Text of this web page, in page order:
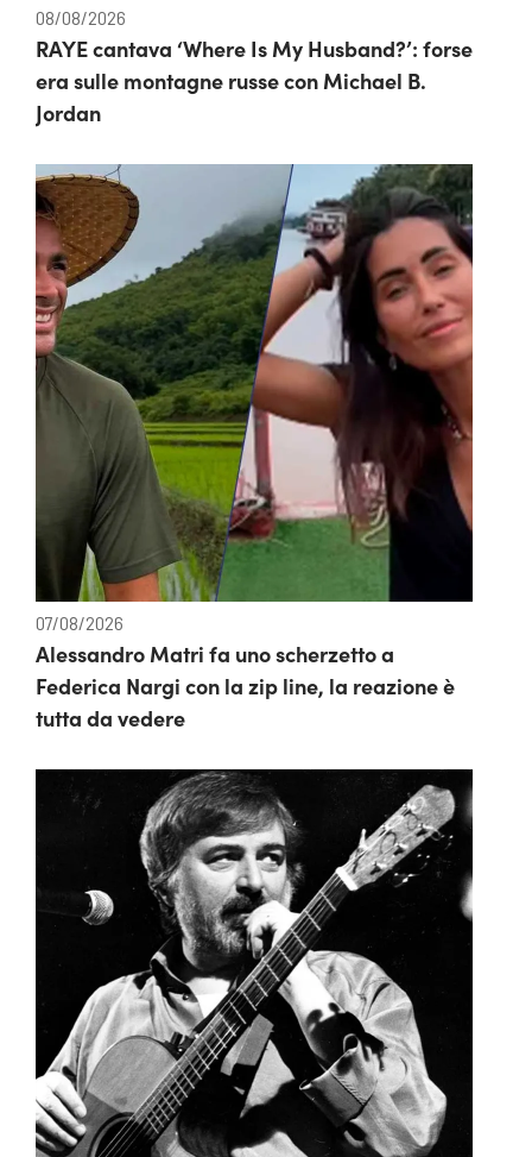
08/08/2026
RAYE cantava ‘Where Is My Husband?’: forse
era sulle montagne russe con Michael B.
Jordan
07/08/2026
Alessandro Matri fa uno scherzetto a
Federica Nargi con la zip line, la reazione è
tutta da vedere